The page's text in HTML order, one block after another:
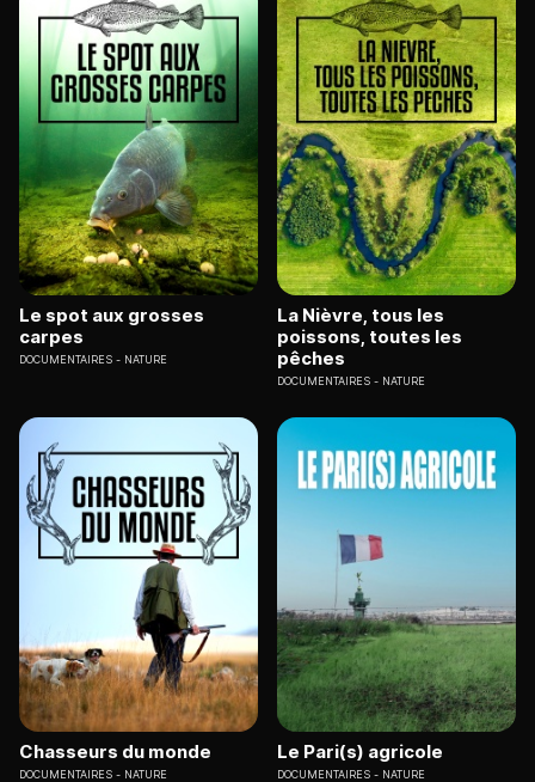
Le spot aux grosses
carpes
DOCUMENTAIRES NATURE
La Nièvre, tous les
poissons, toutes les
pêches
DOCUMENTAIRES NATURE
Chasseurs du monde
DOCUMENTAIRES NATURE
Le Pari(s) agricole
DOCUMENTAIRES NATURE